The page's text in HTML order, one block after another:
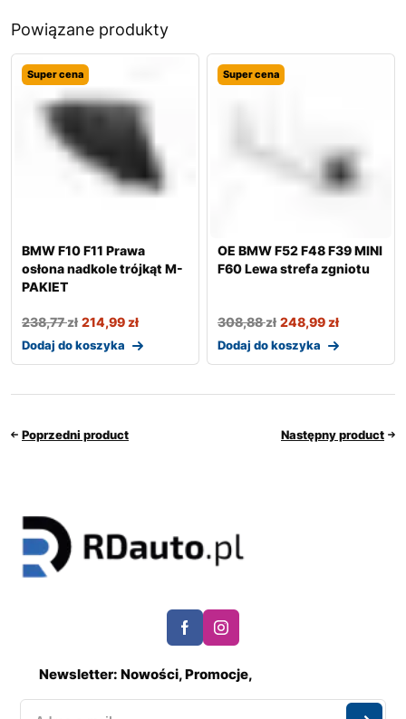
Powiązane produkty
Super cena
BMW F10 F11 Prawa
osłona nadkole trójkąt M-
PAKIET
238,77zł 214,99zł
Dodaj do koszyka
Super cena
OE BMW F52 F48 F39 MINI
F60 Lewa strefa zgniotu
308,88zł 248,99zł
Dodaj do koszyka
Poprzedni product Następny product
Newsletter: Nowości, Promocje,